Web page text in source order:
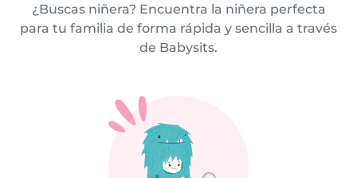
¿Buscas niñera? Encuentra la niñera perfecta
para tu familia de forma rápida y sencilla a través
de Babysits.